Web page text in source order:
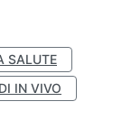
SALUTE
IN VIVO